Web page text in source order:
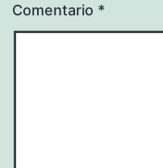
Comentario *